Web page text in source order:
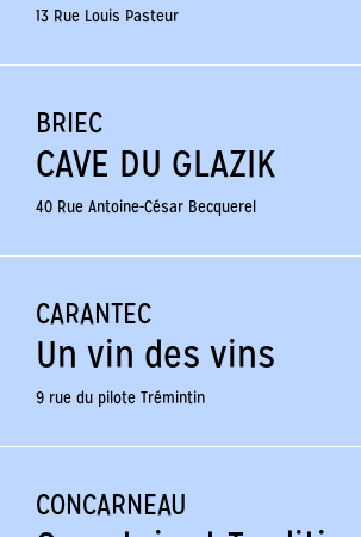
13 Rue Louis Pasteur
BRIEC
CAVE DU GLAZIK
40 Rue Antoine-César Becquerel
CARANTEC
Un vin des vins
9 rue du pilote Trémintin
CONCARNEAU